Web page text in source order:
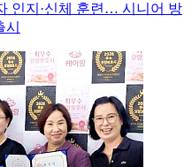
인지·신체 훈련… 시니어 방